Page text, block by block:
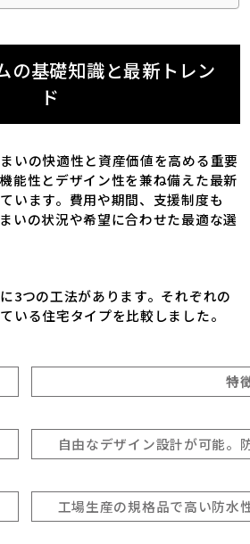
の基礎知識と最新トレン
ド
いの快適性と資産価値を高める重要
能性とデザイン性を兼ね備えた最新
います。費用や期間、支援制度も
いの状況や希望に合わせた最適な選
3つの工法があります。それぞれの
いる住宅タイプを比較しました。
特
自由なデザイン設計が可能。
工場生産の規格品で高い防水